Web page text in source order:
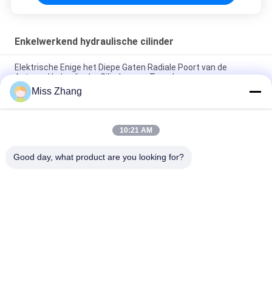
Enkelwerkend hydraulische cilinder
Elektrische Enige het Diepe Gaten Radiale Poort van de
Acteren Hydraulische Cilinder voor Torenkraan
Containervervoer Enige Acteren Hydraulische Cilinder met Op
zwaar werk berekende de Lenteterugkeer
Enige Acteren Telescopische Hydraulische Cilinder Enige
Miss Zhang
10:21 AM
Good day, what product are you looking for?